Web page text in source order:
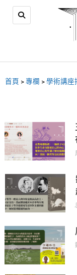
首頁 >專欄 >學術講座